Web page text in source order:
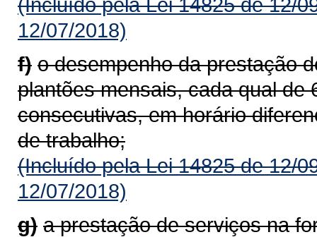
12/07/2018)
f) o desempenho da prestação
plantões mensais, cada qual de
consecutivas, em horário
de trabalho;
(Incluído pela Lei 14825 de 12/
12/07/2018)
g) a prestação de serviços na